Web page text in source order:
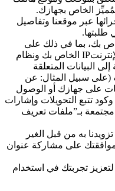
الخاص بجهازك.
عبر موقعنا وتفاصيل
طلبتها.
بك، بما في ذلك على
سبيل المثال، عنوان بروتوكول الإنترنتIP الخاص بك ونظام
البيانات المتعلقة
(على سبيل المثال: عن
على جهازك أو الوصول
تتبع التحويلات وإشارات
مجتمعة بـ”ملفات تعريف
به من قبل الغير
موافقتك على مشاركة عنوان
تجربتك في استخدام